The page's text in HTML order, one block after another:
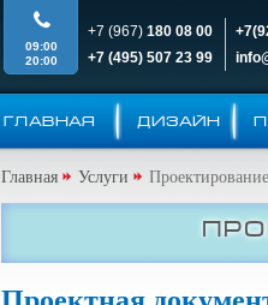
09:00
20:00
+7 (967) 180 08 00
+7 (495) 507 23 99
ГЛАВНАЯ ДИЗАЙН
Главная Услуги